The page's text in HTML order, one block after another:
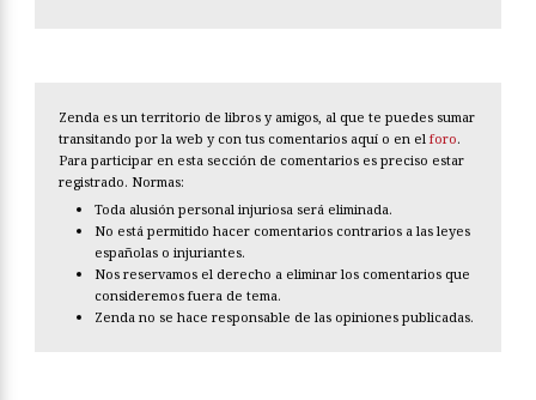
Zenda es un territorio de libros y amigos, al que te puedes sumar
transitando por la web y con tus comentarios aquí o en el foro.
Para participar en esta sección de comentarios es preciso estar
registrado. Normas:
Toda alusión personal injuriosa será eliminada.
No está permitido hacer comentarios contrarios a las leyes
españolas o injuriantes.
Nos reservamos el derecho a eliminar los comentarios que
consideremos fuera de tema.
Zenda no se hace responsable de las opiniones publicadas.